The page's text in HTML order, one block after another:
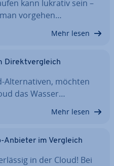
kann lukrativ sein –
vorgehen…
Mehr lesen
Di­rekt­ver­gleich
Al­ter­na­ti­ven, möchten
das Wasser…
Mehr lesen
Anbieter im Vergleich
in der Cloud! Bei